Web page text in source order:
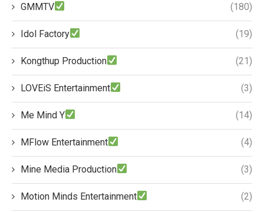
GMMTV (180)
Idol Factory (19)
Kongthup Production (21)
LOVEiS Entertainment (3)
Me Mind Y (14)
MFlow Entertainment (4)
Mine Media Production (3)
Motion Minds Entertainment (2)